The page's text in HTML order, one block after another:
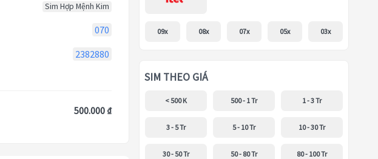
Sim Hợp Mệnh Kim
070
2382880
500.000 ₫
09x 08x 07x 05x 03x
SIM THEO GIÁ
< 500 K 500 - 1 Tr 1 - 3 Tr
3 - 5 Tr 5 - 10 Tr 10 - 30 Tr
30 - 50 Tr 50 - 80 Tr 80 - 100 Tr